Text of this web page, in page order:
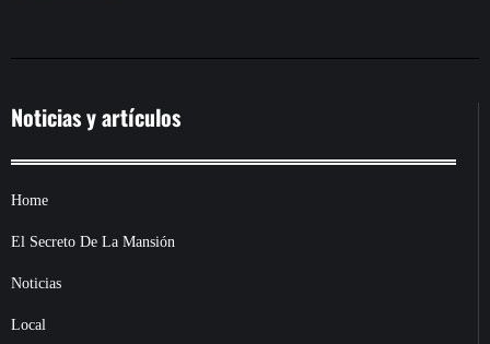
Noticias y artículos
Home
El Secreto De La Mansión
Noticias
Local